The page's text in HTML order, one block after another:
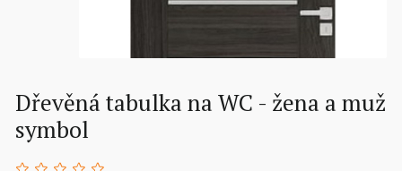
Dřevěná tabulka na WC - žena a muž
symbol